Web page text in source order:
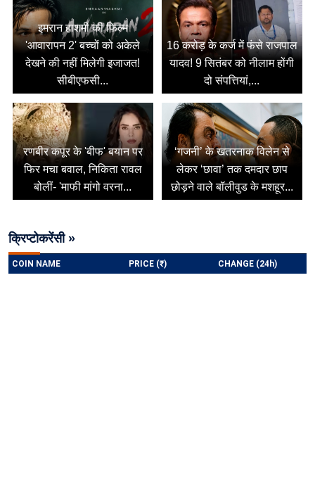
इमरान हाशमी की फिल्म
'आवारापन 2' बच्चों को अकेले
देखने की नहीं मिलेगी इजाजत!
सीबीएफसी...
16 करोड़ के कर्ज में फंसे राजपाल
यादव! 9 सितंबर को नीलाम होंगी
दो संपत्तियां,...
रणबीर कपूर के 'बीफ' बयान पर
फिर मचा बवाल, निकिता रावल
बोलीं- 'माफी मांगो वरना...
‘गजनी’ के खतरनाक विलेन से
लेकर ‘छावा’ तक दमदार छाप
छोड़ने वाले बॉलीवुड के मशहूर...
क्रिप्टोकरेंसी »